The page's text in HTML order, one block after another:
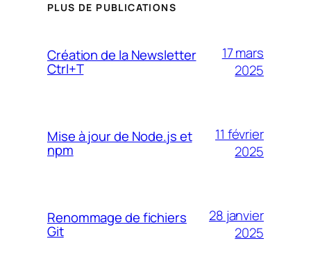
PLUS DE PUBLICATIONS
Création de la Newsletter
Ctrl+T
17 mars
2025
Mise à jour de Node.js et
npm
11 février
2025
Renommage de fichiers
Git
28 janvier
2025